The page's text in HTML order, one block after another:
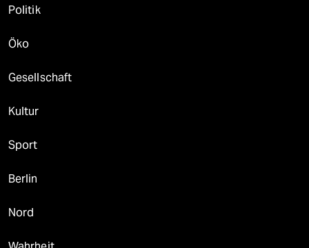
Politik
Öko
Gesellschaft
Kultur
Sport
Berlin
Nord